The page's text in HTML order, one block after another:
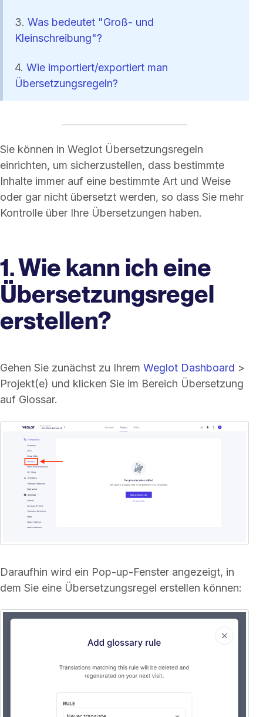
3. Was bedeutet "Groß- und
Kleinschreibung"?
4. Wie importiert/exportiert man
Übersetzungsregeln?
Sie können in Weglot Übersetzungsregeln
einrichten, um sicherzustellen, dass bestimmte
Inhalte immer auf eine bestimmte Art und Weise
oder gar nicht übersetzt werden, so dass Sie mehr
Kontrolle über Ihre Übersetzungen haben.
1. Wie kann ich eine
Übersetzungsregel
erstellen?
Gehen Sie zunächst zu Ihrem Weglot Dashboard >
Projekt(e) und klicken Sie im Bereich Übersetzung
auf Glossar.
Daraufhin wird ein Pop-up-Fenster angezeigt, in
dem Sie eine Übersetzungsregel erstellen können: